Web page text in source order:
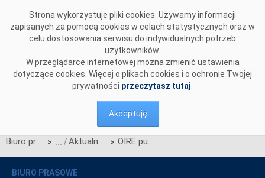
Strona wykorzystuje pliki cookies. Używamy informacji
zapisanych za pomocą cookies w celach statystycznych oraz w
celu dostosowania serwisu do indywidualnych potrzeb
użytkowników.
W przeglądarce internetowej można zmienić ustawienia
dotyczące cookies. Więcej o plikach cookies i o ochronie Twojej
prywatności przeczytasz tutaj
Akceptuję
Biuro prasowe > Aktualności > OIRE publikuje zaktualizowany Plan wdrożenia CSIRE
BIURO PRASOWE